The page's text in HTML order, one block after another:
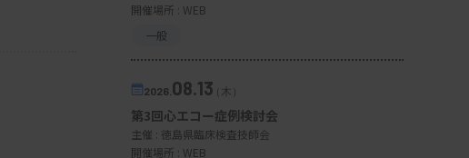
開催場所 : WEB
一般
2026. 08.13（木）
第3回心エコー症例検討会
主催 : 徳島県臨床検査技師会
開催場所 : WEB